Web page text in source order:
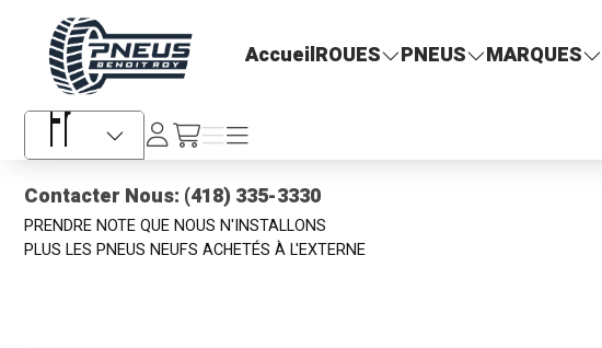
Pneus Benoit Roy
AccueilROUES PNEUS MARQUES
Sélecteur de langue
Se
connecter/fr/cart
Menu
Menu
Contacter Nous: (418) 335-3330
PRENDRE NOTE QUE NOUS N'INSTALLONS
PLUS LES PNEUS NEUFS ACHETÉS À L'EXTERNE